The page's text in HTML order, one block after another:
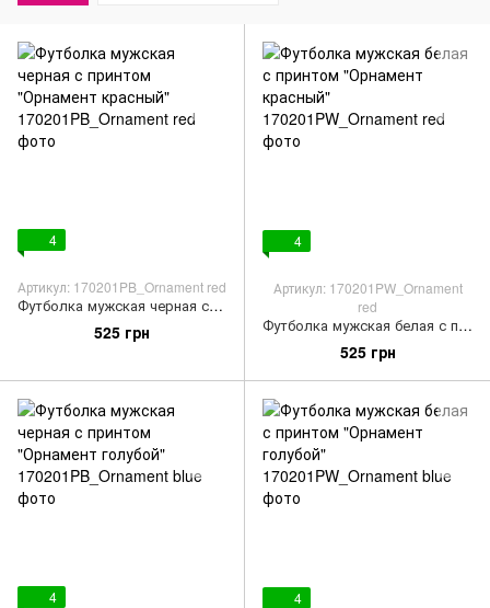
4
Артикул: 170201PB_Ornament red
Футболка мужская черная с принтом "Орнамент красный"
525 грн
4
Артикул: 170201PW_Ornament
red
Футболка мужская белая с принтом "Орнамент красный"
525 грн
4 4